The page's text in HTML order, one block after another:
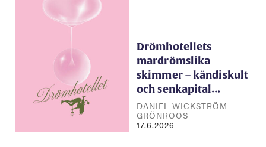
Drömhotellets
mardrömslika
skimmer – kändiskult
och senkapital…
DANIEL WICKSTRÖM
GRÖNROOS
17.6.2026